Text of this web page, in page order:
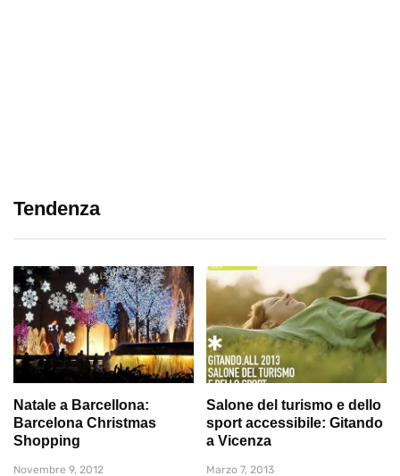
Tendenza
Natale a Barcellona:
Barcelona Christmas
Shopping
Novembre 9, 2012
Salone del turismo e dello
sport accessibile: Gitando
a Vicenza
Marzo 7, 2013